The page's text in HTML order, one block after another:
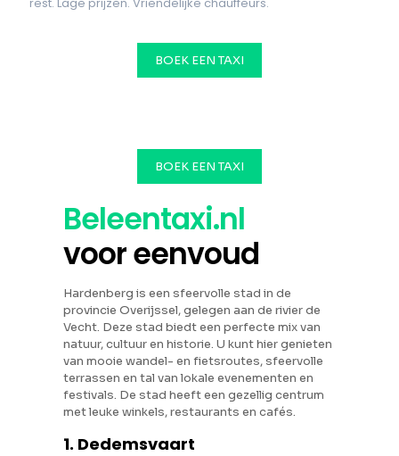
BOEK EEN TAXI
BOEK EEN TAXI
Beleentaxi.nl
voor eenvoud
Hardenberg is een sfeervolle stad in de
provincie Overijssel, gelegen aan de rivier de
Vecht. Deze stad biedt een perfecte mix van
natuur, cultuur en historie. U kunt hier genieten
van mooie wandel- en fietsroutes, sfeervolle
terrassen en tal van lokale evenementen en
festivals. De stad heeft een gezellig centrum
met leuke winkels, restaurants en cafés.
1. Dedemsvaart